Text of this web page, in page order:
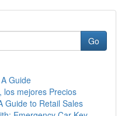
Go
Guide
los mejores Precios
Guide to Retail Sales